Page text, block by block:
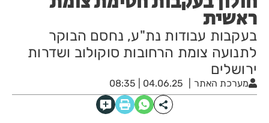
ראשית
בעקבות עבודות נת"ע, נחסם הבוקר
לתנועה צומת הרחובות סוקולוב ושדרות
ירושלים
מערכת האתר 04.06.25 | 08:35